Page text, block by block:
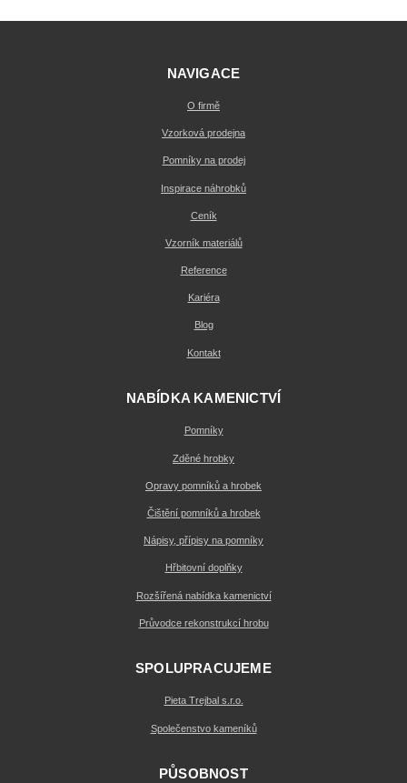
NAVIGACE
O firmě
Vzorková prodejna
Pomníky na prodej
Inspirace náhrobků
Ceník
Vzorník materiálů
Reference
Kariéra
Blog
Kontakt
NABÍDKA KAMENICTVÍ
Pomníky
Zděné hrobky
Opravy pomníků a hrobek
Čištění pomníků a hrobek
Nápisy, přípisy na pomníky
Hřbitovní doplňky
Rozšířená nabídka kamenictví
Průvodce rekonstrukcí hrobu
SPOLUPRACUJEME
Pieta Trejbal s.r.o.
Společenstvo kameníků
PŮSOBNOST